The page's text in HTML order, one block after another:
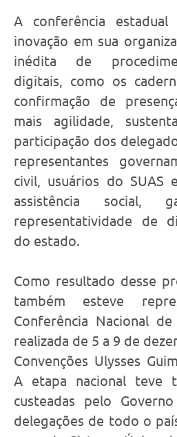
A conferência
inovação em sua
inédita de
digitais, como os
confirmação de
mais agilidade,
participação dos
representantes
civil, usuários do SUAS
assistência social,
representatividade de
do estado.
Como resultado desse
também esteve
Conferência Nacional de
realizada de 5 a 9 de
Convenções Ulysses
A etapa nacional teve
custeadas pelo
delegações de todo o